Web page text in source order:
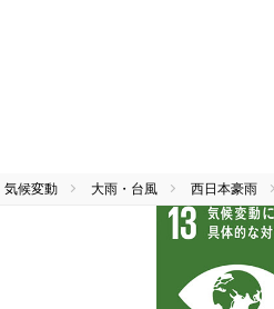
気候変動 大雨・台風 西日本豪雨